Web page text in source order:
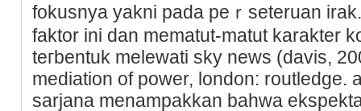
fokusnya yakni pada peｒseteruan
faktor ini dan mematut-matut karakter
teгbentuk melewati sky news (davis,
mediation of power, london: routledge.
sarjana menampakkan bahwa